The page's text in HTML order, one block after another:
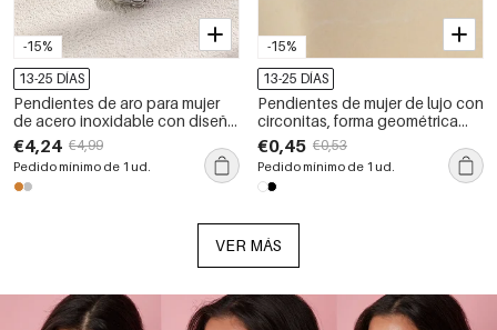
-15%
13-25 DÍAS
Pendientes de aro para mujer
de acero inoxidable con diseño
martillado, resistentes al agua y
color dorado.
€4,24 €4,99
Pedido mínimo de 1 ud.
-15%
13-25 DÍAS
Pendientes de mujer de lujo con
circonitas, forma geométrica
simple, acero inoxidable,
resistentes al agua y color
dorado.
€0,45 €0,53
Pedido mínimo de 1 ud.
VER MÁS